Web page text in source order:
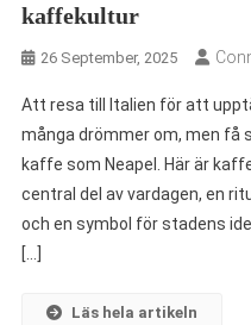
kaffekultur
26 September, 2025
Att resa till Italien för att
många drömmer om, men få
kaffe som Neapel. Här är
central del av vardagen, en
och en symbol för stadens
[…]
Läs hela artikeln